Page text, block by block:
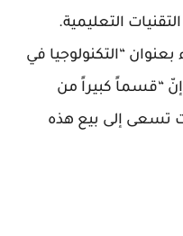
التعليمية.
“التكنولوجيا في
“قسماً كبيراً من
تسعى إلى بيع هذه